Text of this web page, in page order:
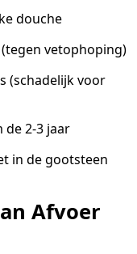
douche
vetophoping)
(schadelijk voor
de 2-3 jaar
in de gootsteen
Afvoer